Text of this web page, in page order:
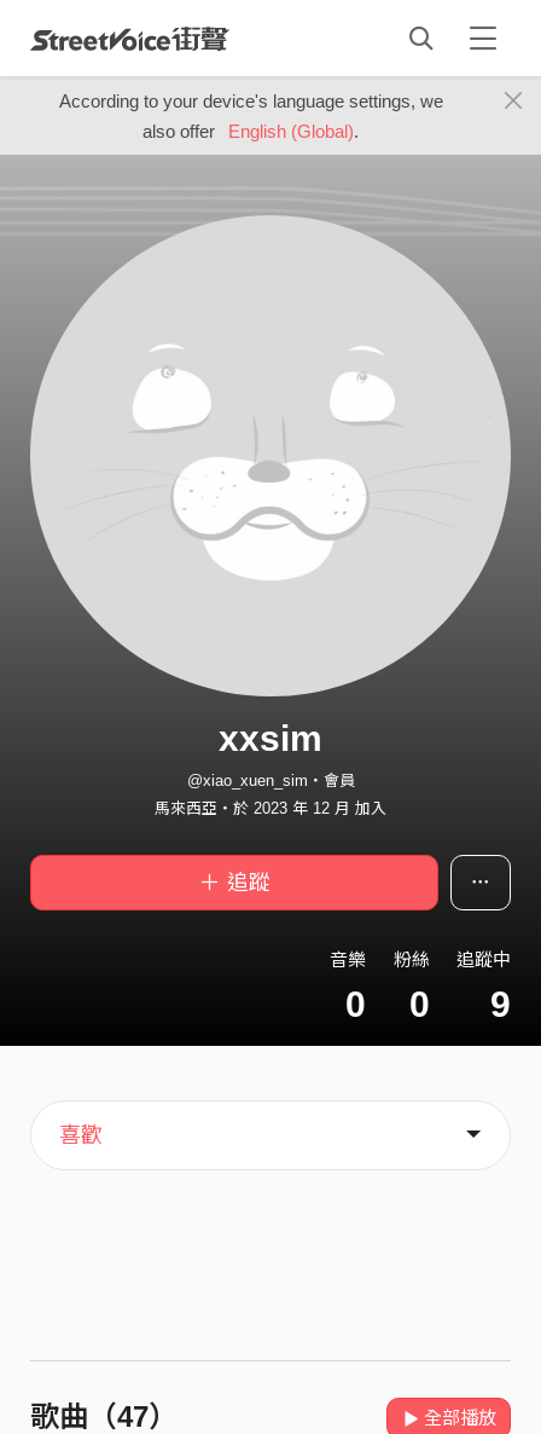
According to your device's language settings, we
also offer
English (Global).
xxsim
@xiao_xuen_sim・會員
馬來西亞・於 2023 年 12 月 加入
＋ 追蹤
音樂
0
粉絲
0
追蹤中
9
主頁
喜歡
關於
歌曲（47） 全部播放